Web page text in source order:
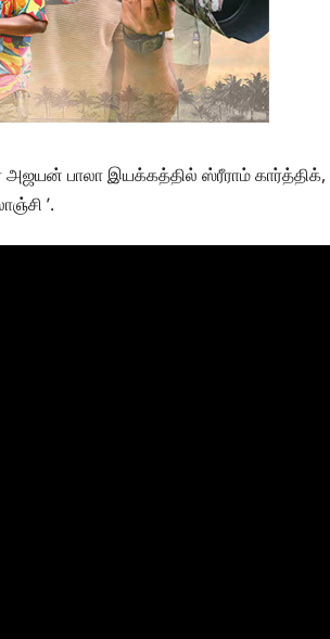
அஜயன் பாலா இயக்கத்தில் ஸ்ரீராம் கார்த்திக்,
’.